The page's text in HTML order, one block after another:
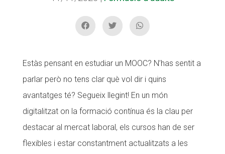
Estàs pensant en estudiar un MOOC? N’has sentit a
parlar però no tens clar què vol dir i quins
avantatges té? Segueix llegint! En un món
digitalitzat on la formació contínua és la clau per
destacar al mercat laboral, els cursos han de ser
flexibles i estar constantment actualitzats a les
SUPORT TERCER SECTOR
CONEIX FUNDESPLAI